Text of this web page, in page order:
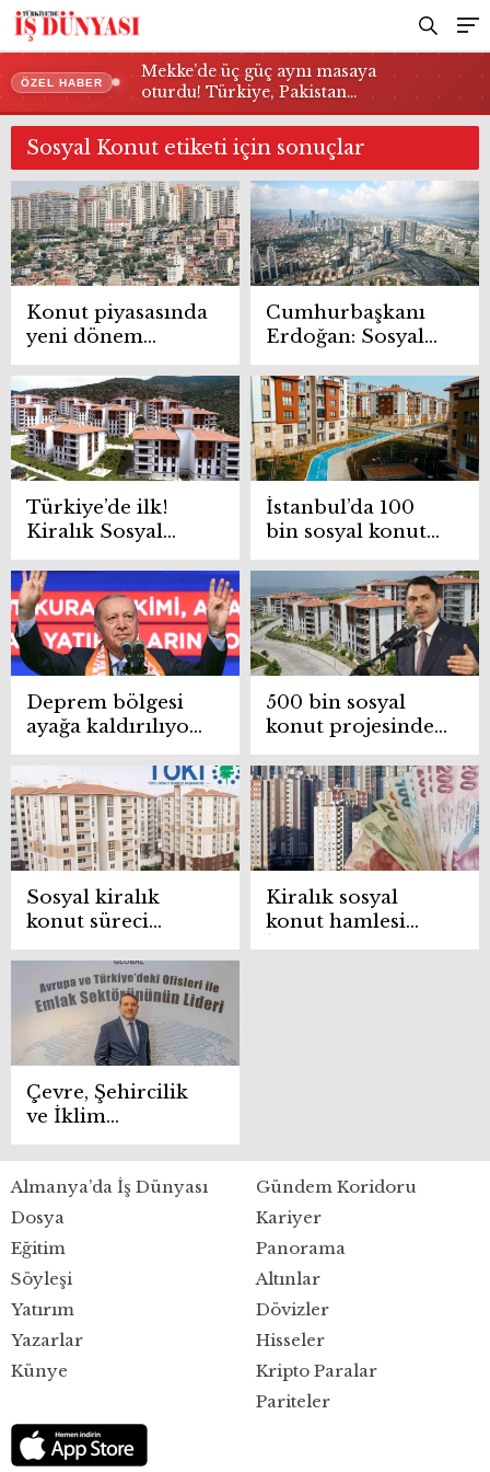
ÖZEL HABER
Mekke’de üç güç aynı masaya
oturdu! Türkiye, Pakistan…
Sosyal Konut etiketi için sonuçlar
Konut piyasasında
yeni dönem
mesajı
Cumhurbaşkanı
Erdoğan: Sosyal
konutların
anahtarları yazın
teslim edilecek
Türkiye’de ilk!
Kiralık Sosyal
Konut Uygulaması
başlıyor
İstanbul’da 100
bin sosyal konut
kurası başladı!
Deprem bölgesi
ayağa kaldırılıyor:
200 milyar TL’lik
dev yatırım!
500 bin sosyal
konut projesinde
kura tarihi
açıklandı!
Sosyal kiralık
konut süreci
başladı
Kiralık sosyal
konut hamlesi
İstanbul kiralarını
Çevre, Şehircilik
ve İklim
Değişikliği
Bakanlığı sosyal
konut projesi
2025’te devam
ediyor
Almanya’da İş Dünyası
Dosya
Eğitim
Gündem Koridoru
Kariyer
Panorama
Söyleşi
Yatırım
Yazarlar
Künye
Altınlar
Dövizler
Hisseler
Kripto Paralar
Pariteler